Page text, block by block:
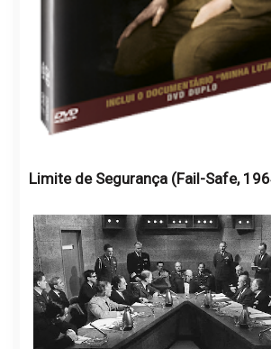
Limite de Segurança (Fail-Safe,